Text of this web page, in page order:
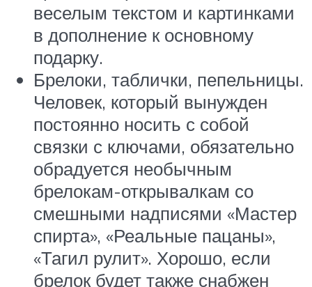
веселым текстом и картинками
в дополнение к основному
подарку.
Брелоки, таблички, пепельницы.
Человек, который вынужден
постоянно носить с собой
связки с ключами, обязательно
обрадуется необычным
брелокам-открывалкам со
смешными надписями «Мастер
спирта», «Реальные пацаны»,
«Тагил рулит». Хорошо, если
брелок будет также снабжен